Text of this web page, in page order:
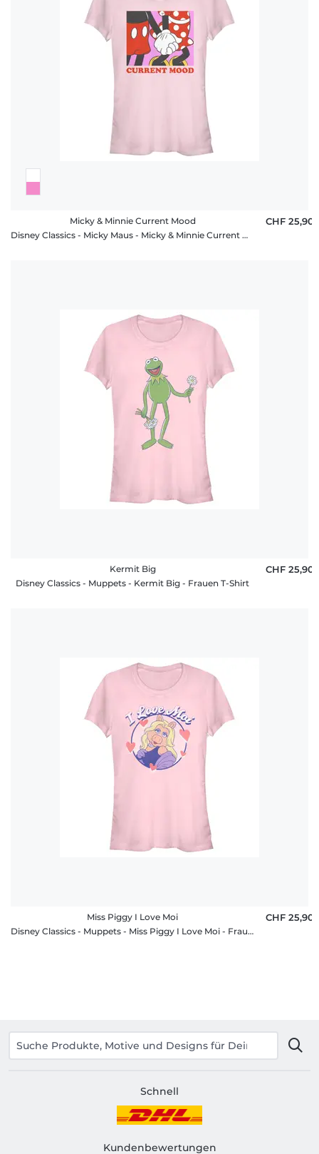
Micky & Minnie Current Mood
Disney Classics - Micky Maus - Micky & Minnie Current Mood - Valentinstag - Frauen T-Shirt
CHF 25,90
Kermit Big
Disney Classics - Muppets - Kermit Big - Frauen T-Shirt
CHF 25,90
Miss Piggy I Love Moi
Disney Classics - Muppets - Miss Piggy I Love Moi - Frauen T-Shirt
CHF 25,90
Schnell
Kundenbewertungen